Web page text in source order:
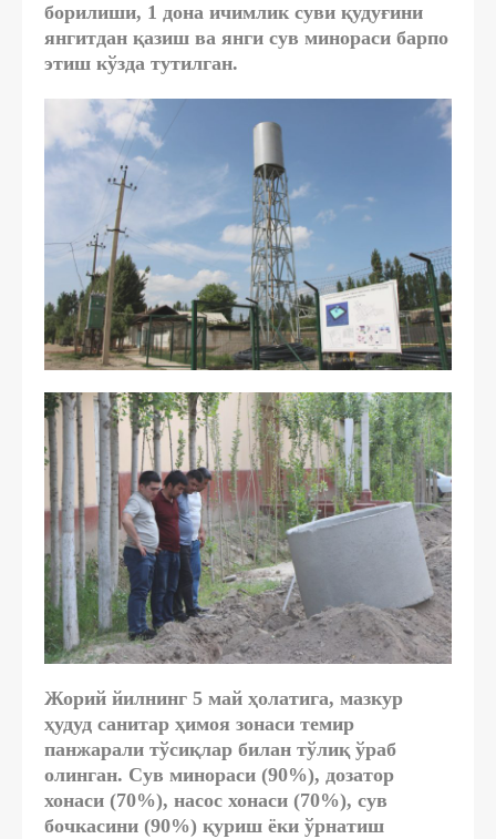
борилиши, 1 дона ичимлик суви қудуғини
янгитдан қазиш ва янги сув минораси барпо
этиш кўзда тутилган.
Жорий йилнинг 5 май ҳолатига, мазкур
ҳудуд санитар ҳимоя зонаси темир
панжарали тўсиқлар билан тўлиқ ўраб
олинган. Сув минораси (90%), дозатор
хонаси (70%), насос хонаси (70%), сув
бочкасини (90%) қуриш ёки ўрнатиш